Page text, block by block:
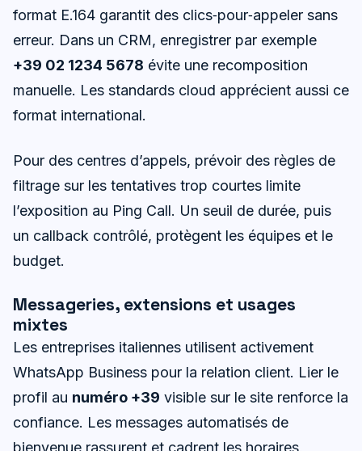
format E.164 garantit des clics‑pour‑appeler sans
erreur. Dans un CRM, enregistrer par exemple
+39 02 1234 5678 évite une recomposition
manuelle. Les standards cloud apprécient aussi ce
format international.
Pour des centres d’appels, prévoir des règles de
filtrage sur les tentatives trop courtes limite
l’exposition au Ping Call. Un seuil de durée, puis
un callback contrôlé, protègent les équipes et le
budget.
Messageries, extensions et usages
mixtes
Les entreprises italiennes utilisent activement
WhatsApp Business pour la relation client. Lier le
profil au numéro +39 visible sur le site renforce la
confiance. Les messages automatisés de
bienvenue rassurent et cadrent les horaires.